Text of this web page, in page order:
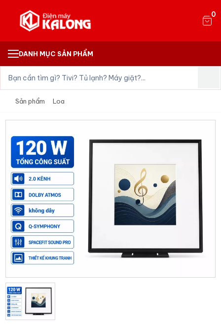
0
DANH MỤC SẢN PHẨM
Sản phẩm Loa